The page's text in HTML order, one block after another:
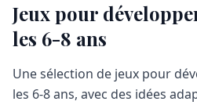
Jeux pour
les 6-8 ans
Une sélection de jeux pour
les 6-8 ans, avec des idées